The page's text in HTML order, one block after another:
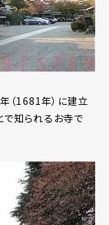
（1681年）に建立
知られるお寺で